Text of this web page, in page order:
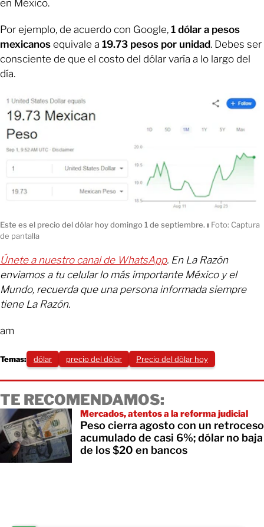
en México.
Por ejemplo, de acuerdo con Google, 1 dólar a pesos
mexicanos equivale a 19.73 pesos por unidad. Debes ser
consciente de que el costo del dólar varía a lo largo del
día.
Este es el precio del dólar hoy domingo 1 de septiembre.ı Foto: Captura
de pantalla
Únete a nuestro canal de WhatsApp. En La Razón
enviamos a tu celular lo más importante México y el
Mundo, recuerda que una persona informada siempre
tiene La Razón.
am
Temas: dólar precio del dólar Precio del dòlar hoy
TE RECOMENDAMOS:
Mercados, atentos a la reforma judicial
Peso cierra agosto con un retroceso
acumulado de casi 6%; dólar no baja
de los $20 en bancos